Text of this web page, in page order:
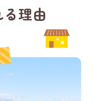
理由